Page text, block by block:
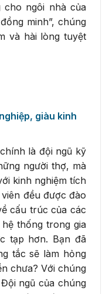
cho ngôi nhà của
minh”, chúng
và hài lòng tuyệt
giàu kinh
là đội ngũ kỹ
người thợ, mà
kinh nghiệm tích
đều được đào
cấu trúc của các
thống trong gia
tạp hơn. Bạn đã
tắc sẽ làm hỏng
chưa? Với chúng
ngũ của chúng